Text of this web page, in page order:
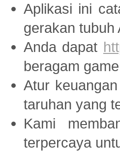
Aplikasi ini
gerakan tubuh
Anda dapat
beragam
Atur
taruhan yang
Kami
terpercaya